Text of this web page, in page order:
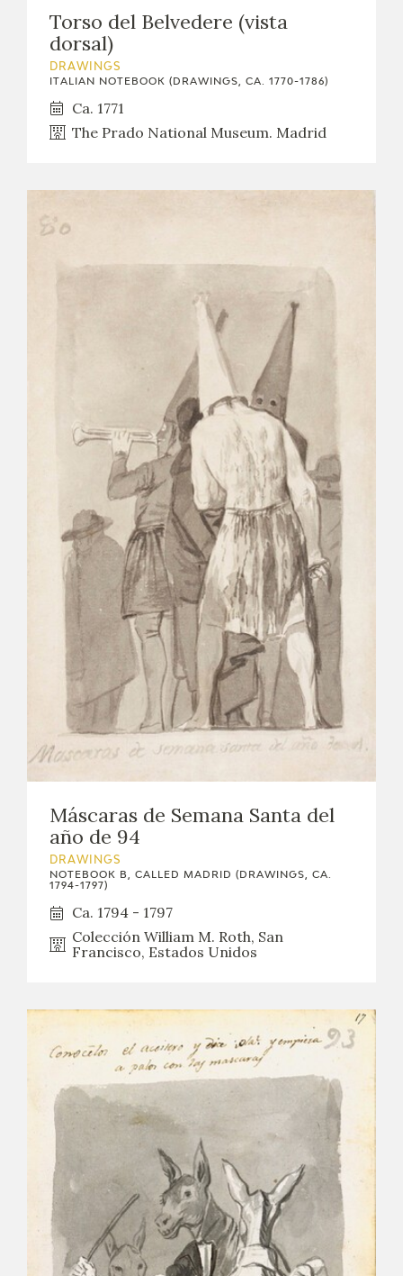
Torso del Belvedere (vista
dorsal)
DRAWINGS
ITALIAN NOTEBOOK (DRAWINGS, CA. 1770-1786)
Ca. 1771
The Prado National Museum. Madrid
Máscaras de Semana Santa del
año de 94
DRAWINGS
NOTEBOOK B, CALLED MADRID (DRAWINGS, CA.
1794-1797)
Ca. 1794 - 1797
Colección William M. Roth, San
Francisco, Estados Unidos